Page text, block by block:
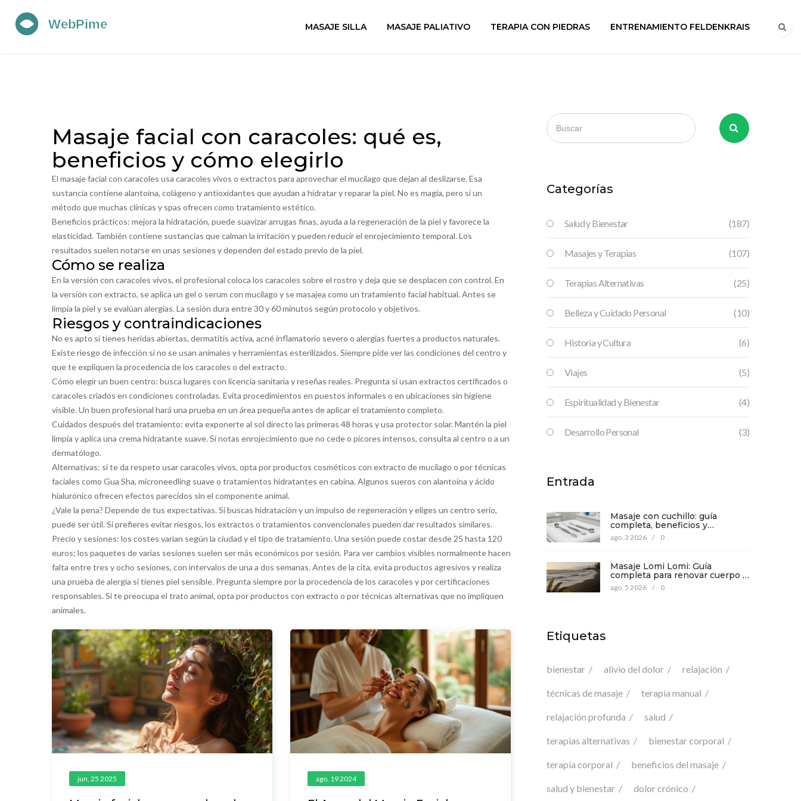
MASAJE SILLA MASAJE PALIATIVO TERAPIA CON PIEDRAS ENTRENAMIENTO FELDENKRAIS
Masaje facial con caracoles: qué es,
beneficios y cómo elegirlo
El masaje facial con caracoles usa caracoles vivos o extractos para aprovechar el mucílago que dejan al deslizarse. Esa
sustancia contiene alantoína, colágeno y antioxidantes que ayudan a hidratar y reparar la piel. No es magia, pero sí un
método que muchas clínicas y spas ofrecen como tratamiento estético.
Beneficios prácticos: mejora la hidratación, puede suavizar arrugas finas, ayuda a la regeneración de la piel y favorece la
elasticidad. También contiene sustancias que calman la irritación y pueden reducir el enrojecimiento temporal. Los
resultados suelen notarse en unas sesiones y dependen del estado previo de la piel.
Cómo se realiza
En la versión con caracoles vivos, el profesional coloca los caracoles sobre el rostro y deja que se desplacen con control. En
la versión con extracto, se aplica un gel o serum con mucílago y se masajea como un tratamiento facial habitual. Antes se
limpia la piel y se evalúan alergias. La sesión dura entre 30 y 60 minutos según protocolo y objetivos.
Riesgos y contraindicaciones
No es apto si tienes heridas abiertas, dermatitis activa, acné inflamatorio severo o alergias fuertes a productos naturales.
Existe riesgo de infección si no se usan animales y herramientas esterilizados. Siempre pide ver las condiciones del centro y
que te expliquen la procedencia de los caracoles o del extracto.
Cómo elegir un buen centro: busca lugares con licencia sanitaria y reseñas reales. Pregunta si usan extractos certificados o
caracoles criados en condiciones controladas. Evita procedimientos en puestos informales o en ubicaciones sin higiene
visible. Un buen profesional hará una prueba en un área pequeña antes de aplicar el tratamiento completo.
Cuidados después del tratamiento: evita exponerte al sol directo las primeras 48 horas y usa protector solar. Mantén la piel
limpia y aplica una crema hidratante suave. Si notas enrojecimiento que no cede o picores intensos, consulta al centro o a un
dermatólogo.
Alternativas: si te da respeto usar caracoles vivos, opta por productos cosméticos con extracto de mucílago o por técnicas
faciales como Gua Sha, microneedling suave o tratamientos hidratantes en cabina. Algunos sueros con alantoína y ácido
hialurónico ofrecen efectos parecidos sin el componente animal.
¿Vale la pena? Depende de tus expectativas. Si buscas hidratación y un impulso de regeneración y eliges un centro serio,
puede ser útil. Si prefieres evitar riesgos, los extractos o tratamientos convencionales pueden dar resultados similares.
Precio y sesiones: los costes varían según la ciudad y el tipo de tratamiento. Una sesión puede costar desde 25 hasta 120
euros; los paquetes de varias sesiones suelen ser más económicos por sesión. Para ver cambios visibles normalmente hacen
falta entre tres y ocho sesiones, con intervalos de una a dos semanas. Antes de la cita, evita productos agresivos y realiza
una prueba de alergia si tienes piel sensible. Pregunta siempre por la procedencia de los caracoles y por certificaciones
responsables. Si te preocupa el trato animal, opta por productos con extracto o por técnicas alternativas que no impliquen
animales.
jun, 25 2025 ago, 19 2024
Categorías
Salud y Bienestar (187)
Masajes y Terapias (107)
Terapias Alternativas (25)
Belleza y Cuidado Personal (10)
Historia y Cultura (6)
Viajes (5)
Espiritualidad y Bienestar (4)
Desarrollo Personal (3)
Entrada
Masaje con cuchillo: guía
completa, beneficios y
precauciones para tu bienestar
ago, 3 2026 / 0
Masaje Lomi Lomi: Guía
completa para renovar cuerpo y
mente
ago, 5 2026 / 0
Etiquetas
bienestar alivio del dolor relajación
técnicas de masaje terapia manual
relajación profunda salud
terapias alternativas bienestar corporal
terapia corporal beneficios del masaje
salud y bienestar dolor crónico